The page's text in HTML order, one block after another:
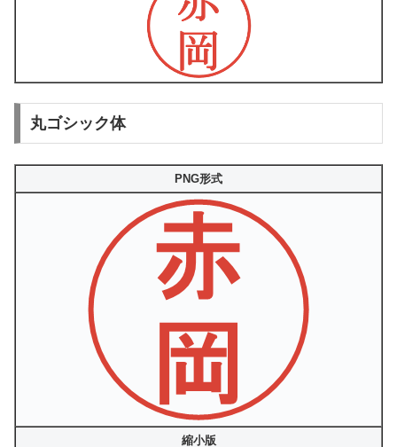
丸ゴシック体
PNG形式
縮小版